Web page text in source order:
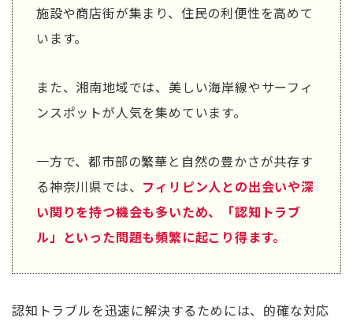
施設や商店街が集まり、住民の利便性を高めて
います。
また、湘南地域では、美しい海岸線やサーフィ
ンスポットが人気を集めています。
一方で、都市部の繁華と自然の豊かさが共存す
る神奈川県では、 フィリピン人との出会いや深
い関りを持つ機会も多いため、「認知トラブ
ル」といった問題も頻繁に起こり得ます。
認知トラブルを迅速に解決するためには、的確な対応